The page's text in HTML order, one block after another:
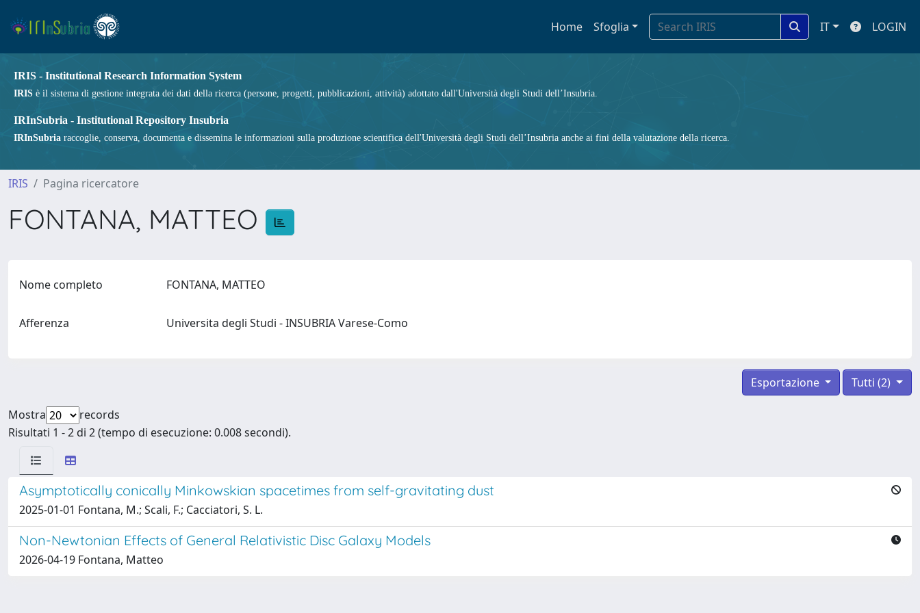
Home Sfoglia IT LOGIN
IRIS - Institutional Research Information System
IRIS è il sistema di gestione integrata dei dati della ricerca (persone, progetti, pubblicazioni, attività) adottato dall'Università degli Studi dell’Insubria.
IRInSubria - Institutional Repository Insubria
IRInSubria raccoglie, conserva, documenta e dissemina le informazioni sulla produzione scientifica dell'Università degli Studi dell’Insubria anche ai fini della valutazione della ricerca.
IRIS Pagina ricercatore
FONTANA, MATTEO
Nome completo FONTANA, MATTEO
Afferenza Universita degli Studi - INSUBRIA Varese-Como
Tutti (2)
Esportazione
Mostra
records
Risultati 1 - 2 di 2 (tempo di esecuzione: 0.008 secondi).
Asymptotically conically Minkowskian spacetimes from self-gravitating dust
2025-01-01 Fontana, M.; Scali, F.; Cacciatori, S. L.
Non-Newtonian Effects of General Relativistic Disc Galaxy Models
2026-04-19 Fontana, Matteo